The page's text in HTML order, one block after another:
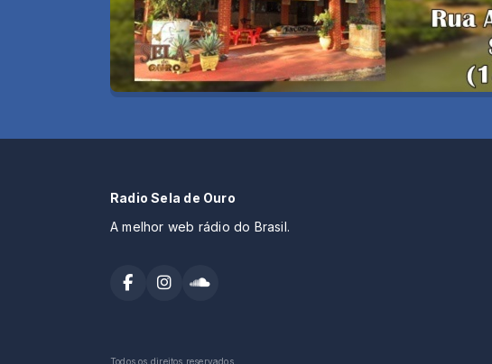
Radio Sela de Ouro
A melhor web rádio do Brasil.
Todos os direitos reservados.